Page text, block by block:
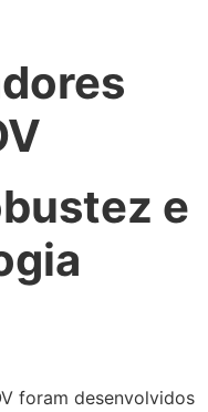
e
foram desenvolvidos